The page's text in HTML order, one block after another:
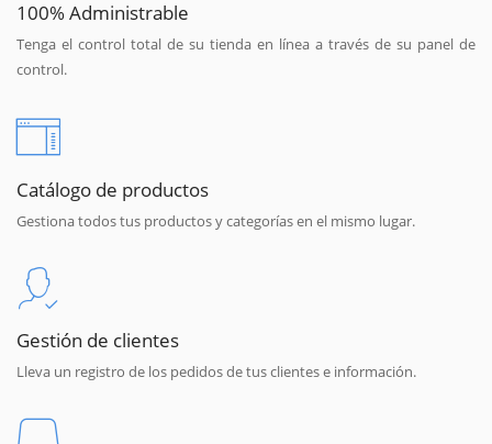
100% Administrable
Tenga el control total de su tienda en línea a través de su panel de
control.
Catálogo de productos
Gestiona todos tus productos y categorías en el mismo lugar.
Gestión de clientes
Lleva un registro de los pedidos de tus clientes e información.